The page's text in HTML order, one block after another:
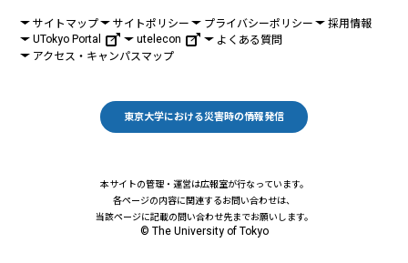
サイトマップ サイトポリシー プライバシーポリシー
採用情報
UTokyo Portal
utelecon
よくある質問
アクセス・キャンパスマップ
東京大学における災害時の情報発信
本サイトの管理・運営は広報室が行なっています。
各ページの内容に関連するお問い合わせは、
当該ページに記載の問い合わせ先までお願いします。
© The University of Tokyo